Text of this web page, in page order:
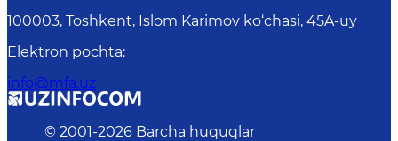
100003, Toshkent, Islom Karimov ko‘chasi, 45A-uy
Elektron pochta:
info@mfa.uz
© 2001-2026 Barcha huquqlar